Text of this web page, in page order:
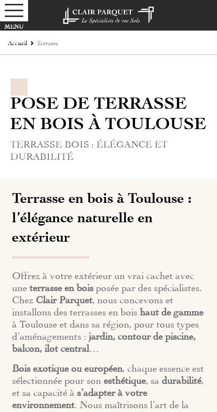
Accueil Terrasse
POSE DE TERRASSE
EN BOIS À TOULOUSE
TERRASSE BOIS : ÉLÉGANCE ET
DURABILITÉ
Terrasse en bois à Toulouse :
l’élégance naturelle en
extérieur
Offrez à votre extérieur un vrai cachet avec
une terrasse en bois posée par des spécialistes.
Chez Clair Parquet , nous concevons et
installons des terrasses en bois haut de gamme
à Toulouse et dans sa région, pour tous types
d’aménagements : jardin, contour de piscine,
balcon, ilot central
Bois exotique ou européen , chaque essence est
sélectionnée pour son esthétique , sa durabilité
et sa capacité à s’adapter à votre
environnement . Nous maîtrisons l’art de la